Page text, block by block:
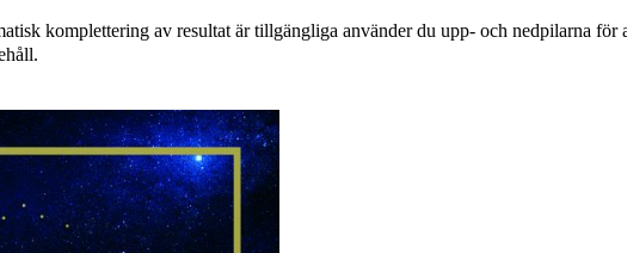
komplettering av resultat är tillgängliga använder du upp- och nedpilarna för